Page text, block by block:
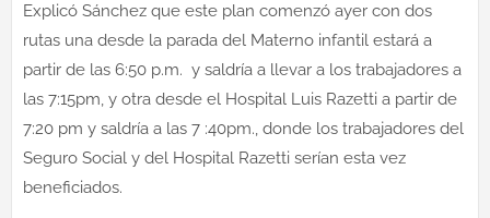
Explicó Sánchez que este plan comenzó ayer con dos
rutas una desde la parada del Materno infantil estará a
partir de las 6:50 p.m. y saldría a llevar a los trabajadores a
las 7:15pm, y otra desde el Hospital Luis Razetti a partir de
7:20 pm y saldría a las 7 :40pm., donde los trabajadores del
Seguro Social y del Hospital Razetti serían esta vez
beneficiados.